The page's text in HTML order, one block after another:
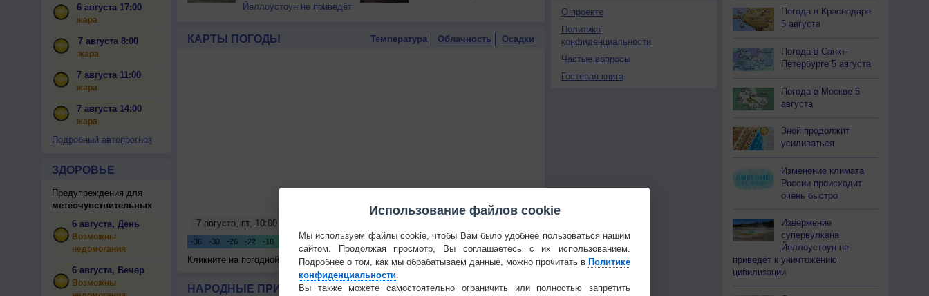
6 августа 17:00
жара
7 августа 8:00
жара
7 августа 11:00
жара
7 августа 14:00
жара
Подробный автопрогноз
ЗДОРОВЬЕ
Предупреждения для
метеочувствительных
6 августа, День
Возможны
недомогания
6 августа, Вечер
Возможны
Йеллоустоун не приведёт
КАРТЫ ПОГОДЫ Температура Облачность Осадки
Кликните на погодной карте для получения подробных данных
НАРОДНЫЕ ПРИМЕТЫ И ПРАЗДНИКИ
О проекте
Политика
конфиденциальности
Частые вопросы
Гостевая книга
Погода в Краснодаре
5 августа
Погода в Санкт-
Петербурге 5 августа
Погода в Москве 5
августа
Зной продолжит
усиливаться
Изменение климата
России происходит
очень быстро
Извержение
супервулкана
Йеллоустоун не
приведёт к уничтожению
цивилизации
Использование файлов cookie
Мы используем файлы cookie, чтобы Вам было удобнее пользоваться нашим
сайтом. Продолжая просмотр, Вы соглашаетесь с их использованием.
Подробнее о том, как мы обрабатываем данные, можно прочитать в Политике
конфиденциальности.
Вы также можете самостоятельно ограничить или полностью запретить